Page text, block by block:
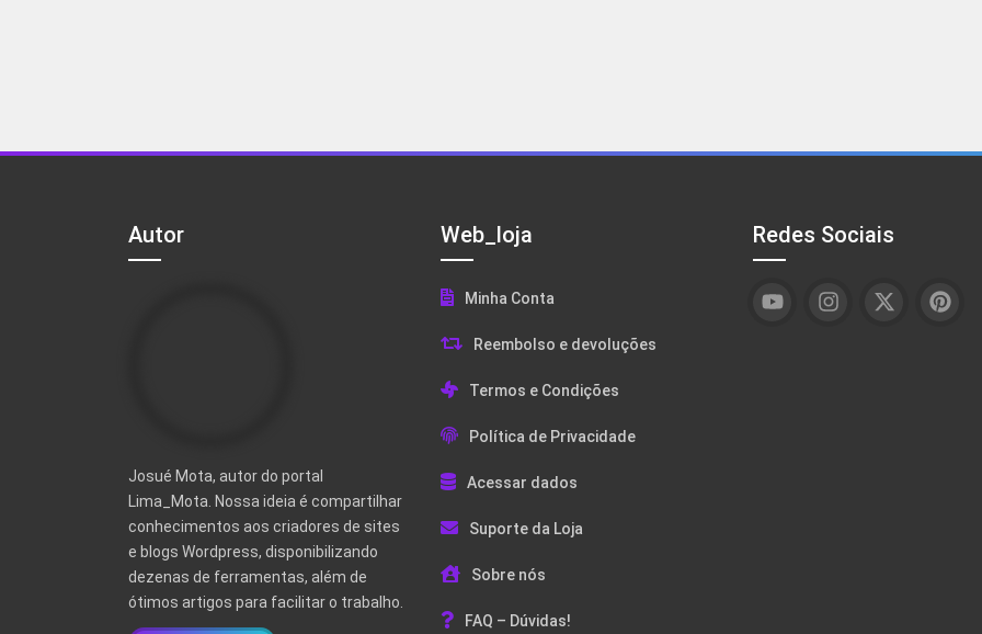
Autor
Josué Mota, autor do portal
Lima_Mota. Nossa ideia é compartilhar
conhecimentos aos criadores de sites
e blogs Wordpress, disponibilizando
dezenas de ferramentas, além de
ótimos artigos para facilitar o trabalho.
Web_loja
Minha Conta
Reembolso e devoluções
Termos e Condições
Política de Privacidade
Acessar dados
Suporte da Loja
Sobre nós
FAQ – Dúvidas!
Redes Sociais